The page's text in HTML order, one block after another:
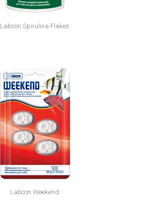
Labcon Spirulina Flakes
Labcon Weekend